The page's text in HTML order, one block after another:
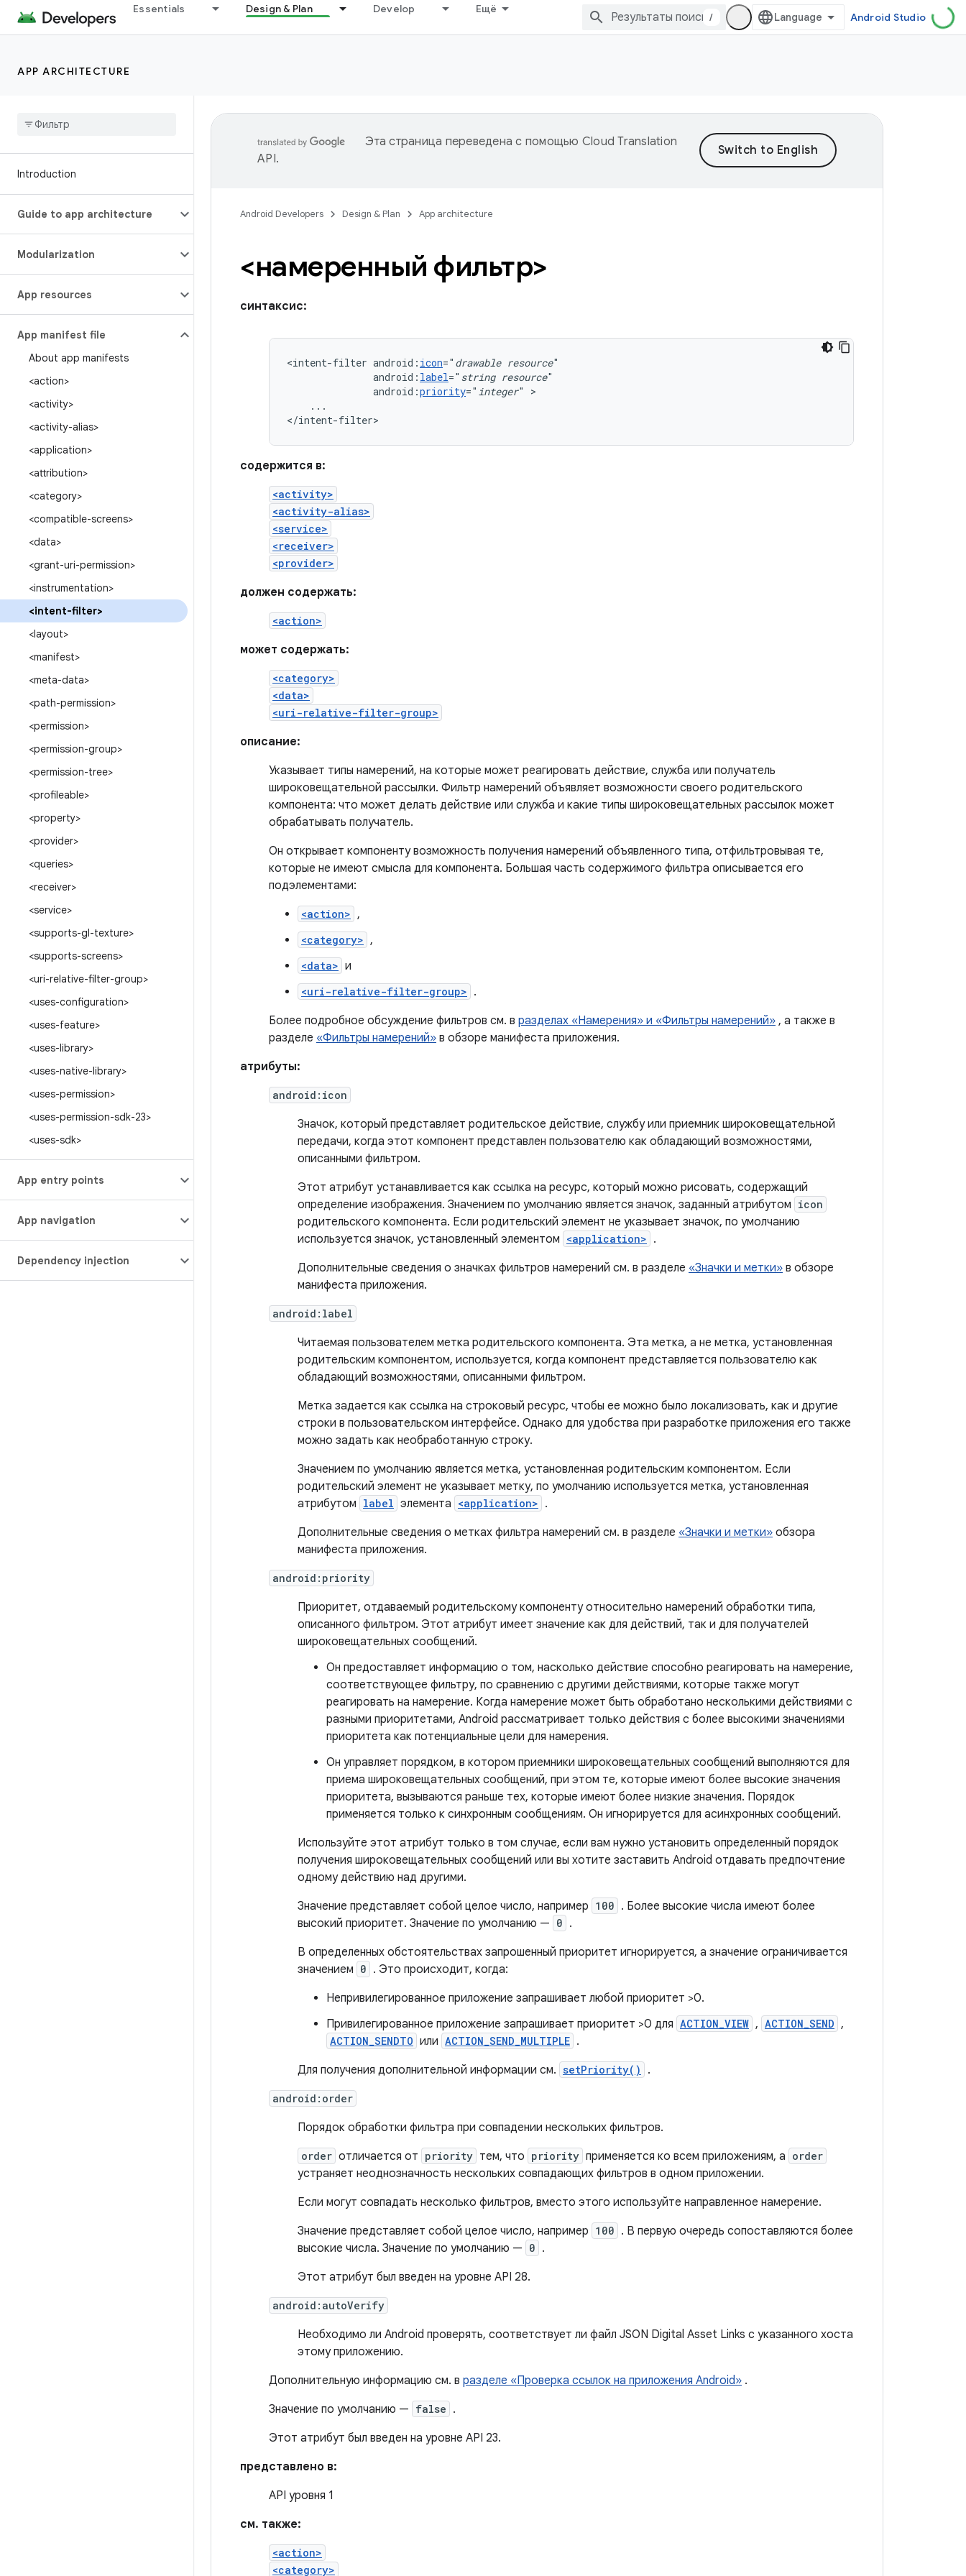
Essentials Design & Plan Develop Ещё
/ Android Studio
APP ARCHITECTURE
Introduction
Guide to app architecture
Modularization
App resources
App manifest file
About app manifests
<action>
<activity>
<activity-alias>
<application>
<attribution>
<category>
<compatible-screens>
<data>
<grant-uri-permission>
<instrumentation>
<intent-filter>
<layout>
<manifest>
<meta-data>
<path-permission>
<permission>
<permission-group>
<permission-tree>
<profileable>
<property>
<provider>
<queries>
<receiver>
<service>
<supports-gl-texture>
<supports-screens>
<uri-relative-filter-group>
<uses-configuration>
<uses-feature>
<uses-library>
<uses-native-library>
<uses-permission>
<uses-permission-sdk-23>
<uses-sdk>
App entry points
App navigation
Dependency injection
Эта страница переведена с помощью Cloud Translation
API.
Android Developers Design & Plan App architecture
<намеренный фильтр>
синтаксис:
<intent-filter android: icon=" drawable resource
android: label=" string resource
android:priority=" integer"
...
</intent-filter>
содержится в:
<activity>
<activity-alias>
<service>
<receiver>
<provider>
должен содержать:
<action>
может содержать:
<category>
<data>
<uri-relative-filter-group>
описание:
Указывает типы намерений, на которые может реагировать действие, служба или получатель
широковещательной рассылки. Фильтр намерений объявляет возможности своего родительского
компонента: что может делать действие или служба и какие типы широковещательных рассылок может
обрабатывать получатель.
Он открывает компоненту возможность получения намерений объявленного типа, отфильтровывая те,
которые не имеют смысла для компонента. Большая часть содержимого фильтра описывается его
подэлементами:
<action> ,
<category> ,
<data> и
<uri-relative-filter-group> .
Более подробное обсуждение фильтров см. в разделах «Намерения» и «Фильтры намерений» , а также в
разделе «Фильтры намерений» в обзоре манифеста приложения.
атрибуты:
android:icon
Значок, который представляет родительское действие, службу или приемник широковещательной
передачи, когда этот компонент представлен пользователю как обладающий возможностями,
описанными фильтром.
Этот атрибут устанавливается как ссылка на ресурс, который можно рисовать, содержащий
определение изображения. Значением по умолчанию является значок, заданный атрибутом icon
родительского компонента. Если родительский элемент не указывает значок, по умолчанию
используется значок, установленный элементом <application> .
Дополнительные сведения о значках фильтров намерений см. в разделе «Значки и метки» в обзоре
манифеста приложения.
android:label
Читаемая пользователем метка родительского компонента. Эта метка, а не метка, установленная
родительским компонентом, используется, когда компонент представляется пользователю как
обладающий возможностями, описанными фильтром.
Метка задается как ссылка на строковый ресурс, чтобы ее можно было локализовать, как и другие
строки в пользовательском интерфейсе. Однако для удобства при разработке приложения его также
можно задать как необработанную строку.
Значением по умолчанию является метка, установленная родительским компонентом. Если
родительский элемент не указывает метку, по умолчанию используется метка, установленная
атрибутом label элемента <application> .
Дополнительные сведения о метках фильтра намерений см. в разделе «Значки и метки» обзора
манифеста приложения.
android:priority
Приоритет, отдаваемый родительскому компоненту относительно намерений обработки типа,
описанного фильтром. Этот атрибут имеет значение как для действий, так и для получателей
широковещательных сообщений.
Он предоставляет информацию о том, насколько действие способно реагировать на намерение,
соответствующее фильтру, по сравнению с другими действиями, которые также могут
реагировать на намерение. Когда намерение может быть обработано несколькими действиями с
разными приоритетами, Android рассматривает только действия с более высокими значениями
приоритета как потенциальные цели для намерения.
Он управляет порядком, в котором приемники широковещательных сообщений выполняются для
приема широковещательных сообщений, при этом те, которые имеют более высокие значения
приоритета, вызываются раньше тех, которые имеют более низкие значения. Порядок
применяется только к синхронным сообщениям. Он игнорируется для асинхронных сообщений.
Используйте этот атрибут только в том случае, если вам нужно установить определенный порядок
получения широковещательных сообщений или вы хотите заставить Android отдавать предпочтение
одному действию над другими.
Значение представляет собой целое число, например 100 . Более высокие числа имеют более
высокий приоритет. Значение по умолчанию — 0 .
В определенных обстоятельствах запрошенный приоритет игнорируется, а значение ограничивается
значением 0 . Это происходит, когда:
Непривилегированное приложение запрашивает любой приоритет >0.
Привилегированное приложение запрашивает приоритет >0 для ACTION_VIEW , ACTION_SEND ,
ACTION_SENDTO или ACTION_SEND_MULTIPLE .
Для получения дополнительной информации см. setPriority() .
android:order
Порядок обработки фильтра при совпадении нескольких фильтров.
order отличается от priority тем, что priority применяется ко всем приложениям, а order
устраняет неоднозначность нескольких совпадающих фильтров в одном приложении.
Если могут совпадать несколько фильтров, вместо этого используйте направленное намерение.
Значение представляет собой целое число, например 100 . В первую очередь сопоставляются более
высокие числа. Значение по умолчанию — 0 .
Этот атрибут был введен на уровне API 28.
android:autoVerify
Необходимо ли Android проверять, соответствует ли файл JSON Digital Asset Links с указанного хоста
этому приложению.
Дополнительную информацию см. в разделе «Проверка ссылок на приложения Android» .
Значение по умолчанию — false .
Этот атрибут был введен на уровне API 23.
представлено в:
API уровня 1
см. также:
<action>
<category>